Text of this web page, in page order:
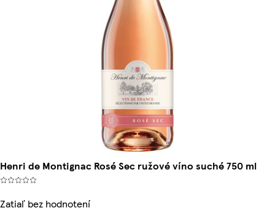
Henri de Montignac Rosé Sec ružové víno suché 750 ml
Zatiaľ bez hodnotení